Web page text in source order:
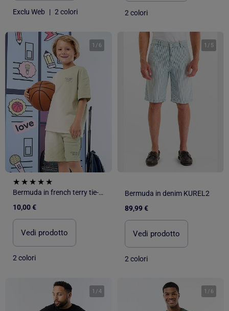
Exclu Web | 2 colori 2 colori
1 / 6
Bermuda in french terry tie-dye
10,00 €
Vedi prodotto
2 colori
1 / 5
Bermuda in denim KUREL2
89,99 €
Vedi prodotto
2 colori
1 /4 1 / 6